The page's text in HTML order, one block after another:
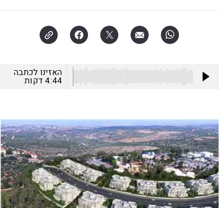
האזינו לכתבה
4:44דקות